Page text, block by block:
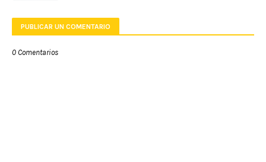
PUBLICAR UN COMENTARIO
0 Comentarios